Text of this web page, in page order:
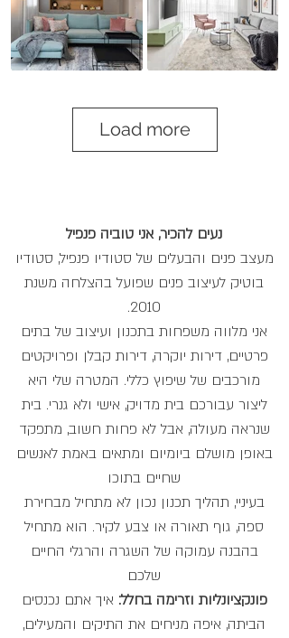
Load more
נעים להכיר, אני טוביה פנפיל
מעצב פנים והבעלים של סטודיו פנפיל, סטודיו
בוטיק לעיצוב פנים שפועל בהצלחה משנת
2010.
אני מלווה משפחות בתכנון ועיצוב של בתים
פרטיים, דירות יוקרה, דירות קבלן ופרויקטים
מורכבים של שיפוץ כללי. המטרה שלי היא
ליצור עבורכם בית מדויק, אישי ולא גנרי. בית
שנראה מעולה, אבל לא פחות חשוב, מתפקד
באופן מושלם ביומיום ומתאים באמת לאנשים
שחיים בתוכו
בעיניי, תהליך תכנון נכון לא מתחיל מבחירת
ספה, גוף תאורה או צבע לקיר. הוא מתחיל
בהבנה עמוקה של השגרה והרגלי החיים
שלכם
פונקציונליות וזרימה בחלל: איך אתם נכנסים
הביתה, איפה מניחים את התיקים והמעילים,